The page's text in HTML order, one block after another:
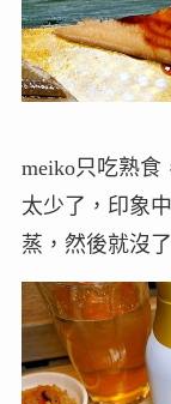
meiko只吃熟食
太少了，印象
蒸，然後就沒了